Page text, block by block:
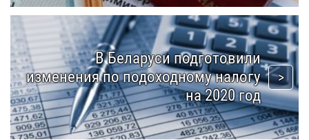
В Беларуси подготовили
изменения по подоходному налогу
на 2020 год